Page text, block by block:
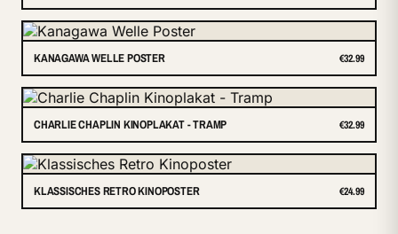
KANAGAWA WELLE POSTER €32.99
CHARLIE CHAPLIN KINOPLAKAT - TRAMP €32.99
KLASSISCHES RETRO KINOPOSTER €24.99